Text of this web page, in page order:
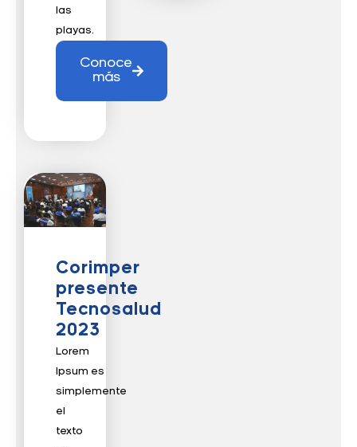
las
playas.
Conoce
más
Corimper
presente
Tecnosalud
2023
Lorem
Ipsum es
simplemente
el
texto